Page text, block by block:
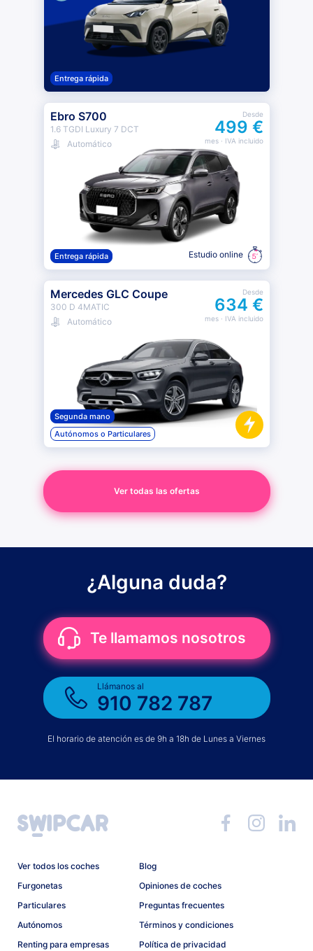
Entrega rápida
Ebro S700
1.6 TGDI Luxury 7 DCT
Automático
Desde
499 €
mes· IVA incluido
Entrega rápida Estudio online
Mercedes GLC Coupe
300 D 4MATIC
Automático
Desde
634 €
mes· IVA incluido
Segunda mano
Autónomos o Particulares
Ver todas las ofertas
¿Alguna duda?
Te llamamos nosotros
Llámanos al
910 782 787
El horario de atención es de 9h a 18h de Lunes a Viernes
Ver todos los coches
Furgonetas
Particulares
Autónomos
Renting para empresas
Blog
Opiniones de coches
Preguntas frecuentes
Términos y condiciones
Política de privacidad